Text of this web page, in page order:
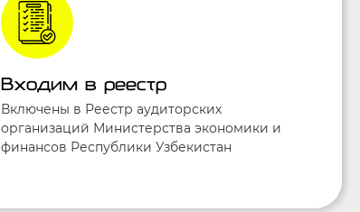
Входим в реестр
Включены в Реестр аудиторских
организаций Министерства экономики и
финансов Республики Узбекистан